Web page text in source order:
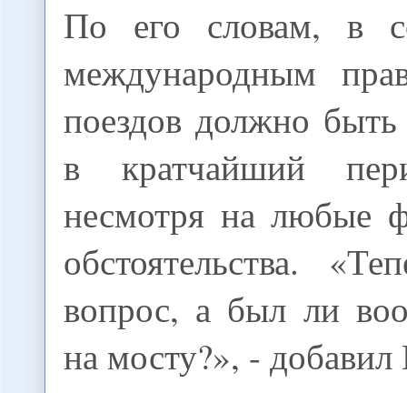
По его словам, в
международным
поездов должно быть
в кратчайший
несмотря на любые
обстоятельства.
вопрос, а был ли
на мосту?», - добавил